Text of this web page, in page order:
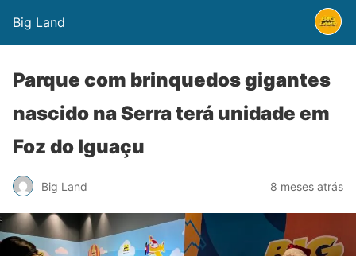
Big Land
Parque com brinquedos gigantes
nascido na Serra terá unidade em
Foz do Iguaçu
Big Land 8 meses atrás